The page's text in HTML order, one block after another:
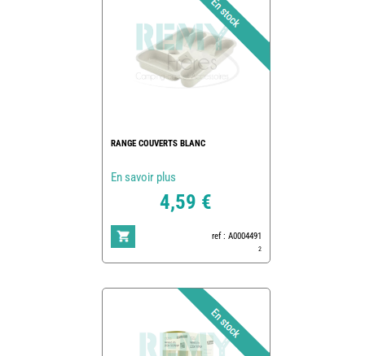
RANGE COUVERTS BLANC
En savoir plus
4,59 €
ref : A0004491
2